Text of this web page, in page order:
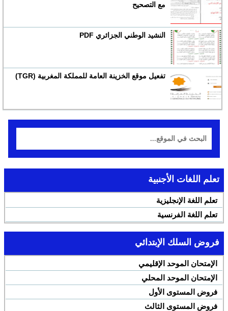
مع التصحيح
النشيد الوطني الجزائري PDF
تفعيل موقع الخزينة العامة للمملكة المغربية (TGR)
تعلم اللغات الأجنبية
تعلم اللغة الإنجليزية
تعلم اللغة الفرنسية
فروض السلك الإبتدائي
الإمتحان الموحد الإقليمي
الإمتحان الموحد المحلي
فروض المستوى الأول
فروض المستوى الثالث